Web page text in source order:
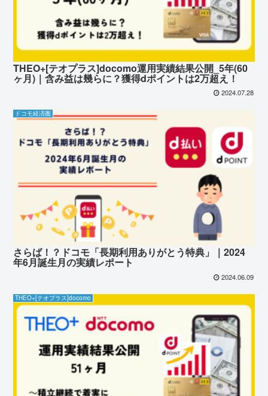
THEO+[テオプラス]docomo運用実績結果公開_5年(60
ヶ月)｜含み益は幾らに？獲得dポイントは2万超え！
2024.07.28
ドコモ経済圏
さらば！？ドコモ「長期利用ありがとう特典」｜2024
年6月誕生月の実績レポート
2024.06.09
THEO+[テオプラス]docomo